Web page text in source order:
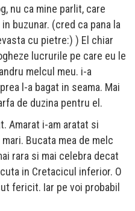
nu ca mine parlit, care
buzunar. (cred ca pana la
cu pietre:) ) El chiar
lucrurile pe care eu le
melcul meu. i-a
l-a bagat in seama. Mai
de duzina pentru el.
Amarat i-am aratat si
Bucata mea de melc
rara si mai celebra decat
in Cretacicul inferior. O
fericit. Iar pe voi probabil